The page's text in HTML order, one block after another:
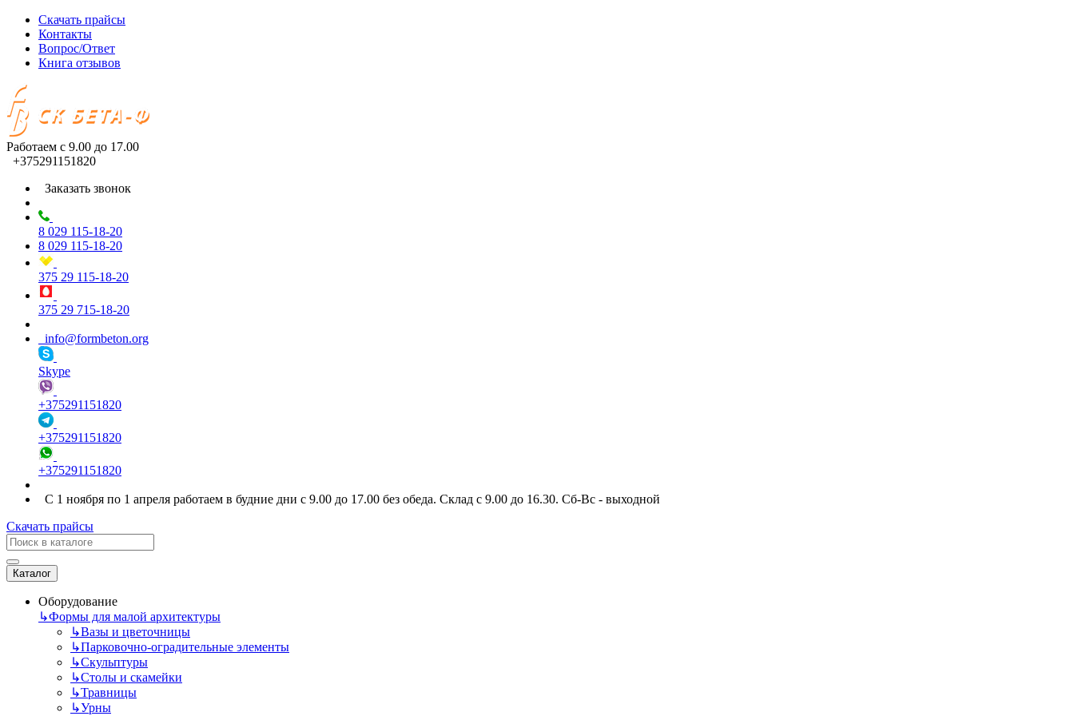
Скачать прайсы
Контакты
Вопрос/Ответ
Книга отзывов
Работаем с 9.00 до 17.00
+375291151820
Заказать звонок
8 029 115-18-20
8 029 115-18-20
375 29 115-18-20
375 29 715-18-20
info@formbeton.org
Skype
+375291151820
+375291151820
+375291151820
С 1 ноября по 1 апреля работаем в будние дни с 9.00 до 17.00 без обеда. Склад с 9.00 до 16.30. Сб-Вс - выходной
Скачать прайсы
Каталог
Оборудование
↳Формы для малой архитектуры
↳Вазы и цветочницы
↳Парковочно-оградительные элементы
↳Скульптуры
↳Столы и скамейки
↳Травницы
↳Урны